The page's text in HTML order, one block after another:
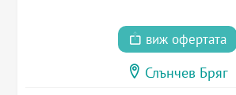
виж офертата
Слънчев Бряг